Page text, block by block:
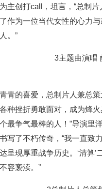
主创打call，坦言，“总制
作为一位当代女性的心力
。”
青的喜爱，总制片人兼总
种挫折勇敢面对，成为烽
最争气最棒的人！”导演里
写了不朽传奇，“我一直致
呈现厚重战争历史。‘清算
容亵渎。”